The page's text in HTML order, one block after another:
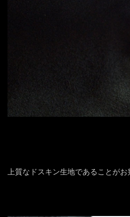
上質なドスキン生地であることがお